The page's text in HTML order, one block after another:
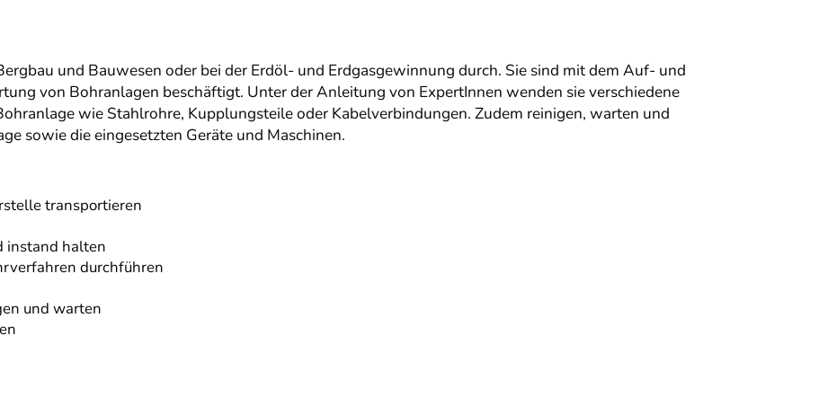
und Bauwesen oder bei der Erdöl- und Erdgasgewinnung durch. Sie sind mit dem Auf- und
von Bohranlagen beschäftigt. Unter der Anleitung von ExpertInnen wenden sie verschiedene
wie Stahlrohre, Kupplungsteile oder Kabelverbindungen. Zudem reinigen, warten und
sowie die eingesetzten Geräte und Maschinen.
transportieren
instand halten
durchführen
und warten